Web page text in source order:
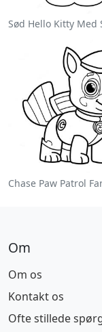
Om
Om os
Kontakt os
Ofte stillede